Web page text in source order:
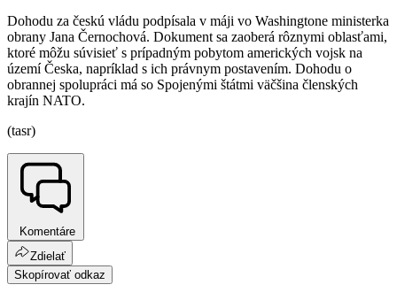
Dohodu za českú vládu podpísala v máji vo Washingtone ministerka
obrany Jana Černochová. Dokument sa zaoberá rôznymi oblasťami,
ktoré môžu súvisieť s prípadným pobytom amerických vojsk na
území Česka, napríklad s ich právnym postavením. Dohodu o
obrannej spolupráci má so Spojenými štátmi väčšina členských
krajín NATO.
(tasr)
Komentáre
Zdielať
Skopírovať odkaz